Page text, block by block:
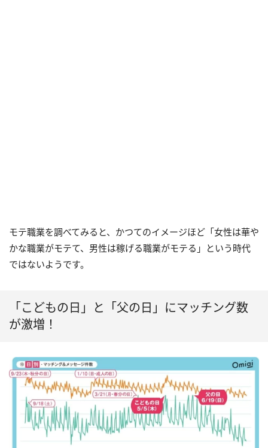
モテ職業を調べてみると、かつてのイメージほど「女性は華や
かな職業がモテて、男性は稼げる職業がモテる」という時代
ではないようです。
「こどもの日」と「父の日」にマッチング数
が激増！